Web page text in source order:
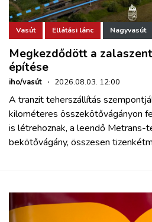
Vasút Ellátási lánc Nagyvasút
Megkezdődött a
építése
iho/vasút · 2026.08.03. 12:00
A tranzit teherszállítás
kilométeres összekötővágányon
is létrehoznak, a leendő Metrans-
bekötővágány, összesen